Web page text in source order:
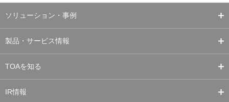
ソリューション・事例
製品・サービス情報
TOAを知る
IR情報